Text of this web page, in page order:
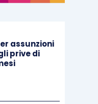
assunzioni
prive di